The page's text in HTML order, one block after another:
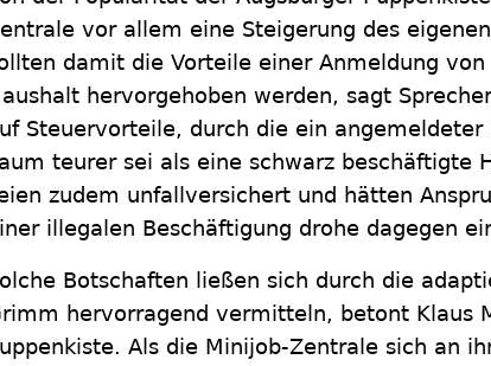
vor allem eine Steigerung des
damit die Vorteile einer Anmeldung
hervorgehoben werden, sagt
Steuervorteile, durch die ein
teurer sei als eine schwarz beschäftigte
zudem unfallversichert und hätten
illegalen Beschäftigung drohe dagegen
Botschaften ließen sich durch die
hervorragend vermitteln, betont Klaus
Als die Minijob-Zentrale sich an